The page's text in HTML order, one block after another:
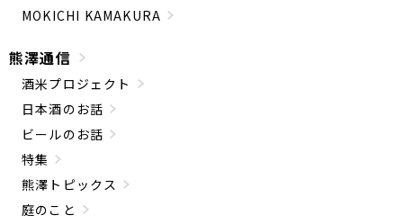
MOKICHI KAMAKURA
熊澤通信
酒米プロジェクト
日本酒のお話
ビールのお話
特集
熊澤トピックス
庭のこと